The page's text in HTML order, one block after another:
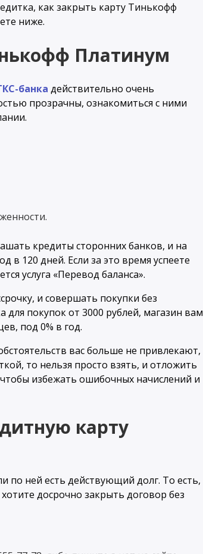
как закрыть карту Тинькофф
ниже.
Платинум
банка действительно очень
прозрачны, ознакомиться с ними
кредиты сторонних банков, и на
120 дней. Если за это время успеете
услуга «Перевод баланса».
и совершать покупки без
покупок от 3000 рублей, магазин вам
под 0% в год.
вас больше не привлекают,
то нельзя просто взять, и отложить
избежать ошибочных начислений и
карту
по ней есть действующий долг. То есть,
досрочно закрыть договор без